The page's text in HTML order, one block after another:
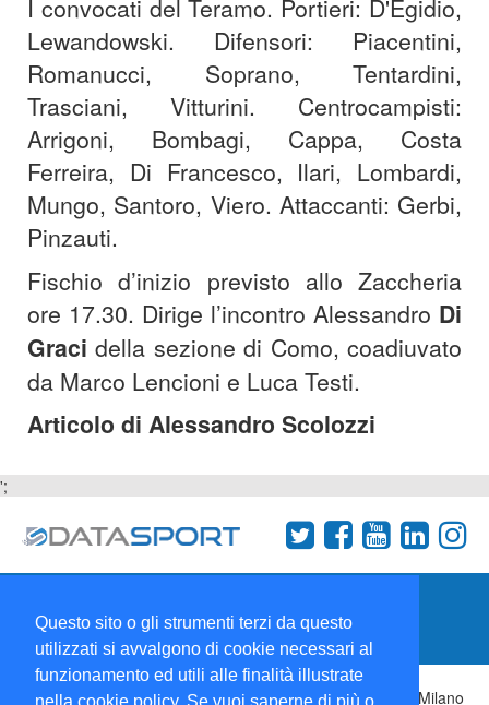
Questo sito o gli strumenti terzi da questo
utilizzati si avvalgono di cookie necessari al
funzionamento ed utili alle finalità illustrate
I convocati del Teramo. Portieri: D'Egidio,
Lewandowski. Difensori: Piacentini,
Romanucci, Soprano, Tentardini,
Trasciani, Vitturini. Centrocampisti:
Arrigoni, Bombagi, Cappa, Costa
Ferreira, Di Francesco, Ilari, Lombardi,
Mungo, Santoro, Viero. Attaccanti: Gerbi,
Pinzauti.
Fischio d’inizio previsto allo Zaccheria
ore 17.30. Dirige l’incontro Alessandro Di
Gracidella sezione di Como, coadiuvato
da Marco Lencioni e Luca Testi.
Articolo di Alessandro Scolozzi
';
Collabora con noi
Copyright 1995-2026 © Wise Srl Via Palmanova 8 20132 Milano